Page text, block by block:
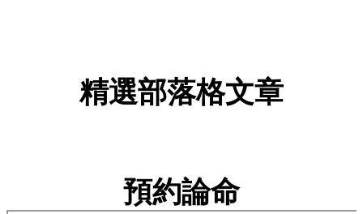
精選部落格文章
預約論命